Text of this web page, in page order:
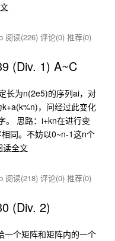
阅读(226) 评论(0) 推荐(0)
(Div. 1) A~C
长为n(2e5)的序列ai，对
，问经过此变化
。 思路：i+kn在进行变
同。不妨以0~n-1这n个
读全文
阅读(218) 评论(0) 推荐(0)
(Div. 2)
一个矩阵和矩阵内的一个